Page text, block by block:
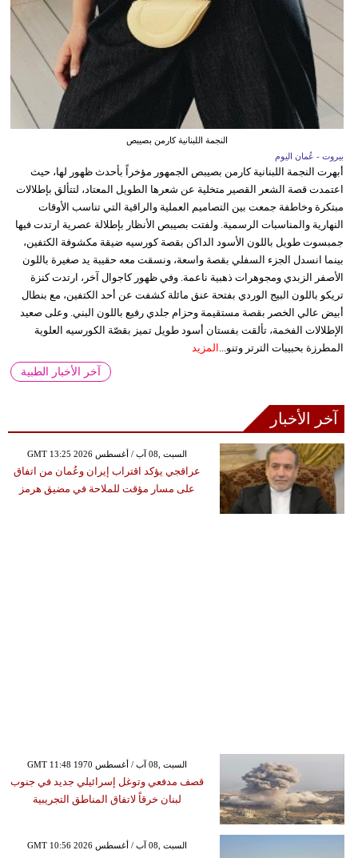
النجمة اللبنانية كارمن بصيبص
بيروت - عُمان اليوم
أبهرت النجمة اللبنانية كارمن بصيبص الجمهور مؤخراً بأحدث ظهور لها، حيث
اعتمدت قصة الشعر القصير متخلية عن شعرها الطويل المعتاد، لتتألق بإطلالات
مبتكرة وخاطفة جمعت بين التصاميم العملية والراقية التي تناسب الأوقات
النهارية والمناسبات الرسمية. ولفتت بصيبص الأنظار بإطلالة عصرية ارتدت فيها
جمبسوت طويل باللون الأسود الداكن بقصة كورسيه ضيقة مكشوفة الكتفين،
بينما انسدل الجزء السفلي بقصة واسعة، ونسقت معه حقيبة يد صغيرة باللون
الأصفر الزبدي ومجوهرات ذهبية ناعمة. وفي ظهور كاجوال آخر، ارتدت كنزة
تريكو باللون البيج الوردي بفتحة عنق مائلة كشفت عن أحد الكتفين، مع بنطال
أبيض عالي الخصر بقصة مستقيمة وحزام جلدي رفيع باللون البني. وعلى صعيد
الإطلالات الفخمة، تألقت بفستان أسود طويل تميز بقصّة الكورسيه العلوية
المطرزة بحبيبات الترتر وتنو... المزيد
آخر الأخبار الطبية
آخر الأخبار
GMT 13:25 2026 السبت ,08 آب / أغسطس
عراقجي يؤكد اقتراب إيران وعُمان من اتفاق
على مسار مؤقت للملاحة في مضيق هرمز
GMT 11:48 1970 السبت ,08 آب / أغسطس
قصف مدفعي وتوغل إسرائيلي جديد في جنوب
لبنان خرقاً لاتفاق المناطق التجريبية
GMT 10:56 2026 السبت ,08 آب / أغسطس